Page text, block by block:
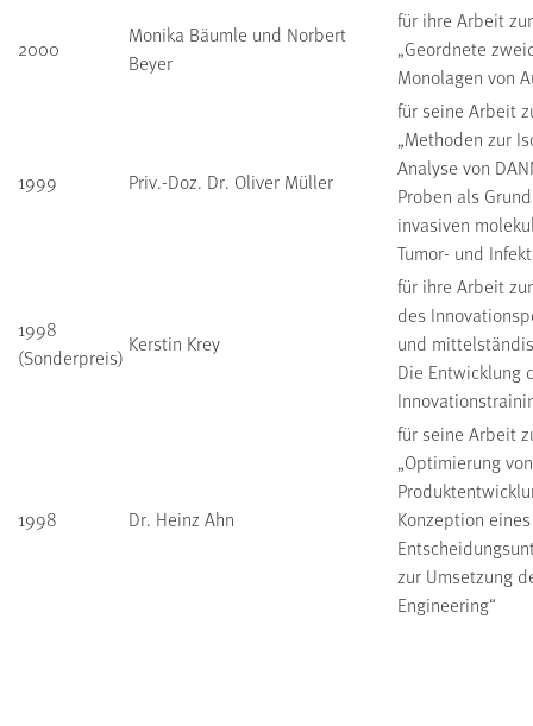
2000
Monika Bäumle und Norbert
Beyer
für ihre Arbeit
„Geordnete
Monolagen von
1999 Priv.-Doz. Dr. Oliver Müller
für seine Arbeit
„Methoden zur
Analyse von
Proben als
invasiven
Tumor- und
1998
(Sonderpreis)
Kerstin Krey
für ihre Arbeit
des
und
Die Entwicklung
1998 Dr. Heinz Ahn
für seine Arbeit
„Optimierung von
Konzeption eines
zur Umsetzung
Engineering“